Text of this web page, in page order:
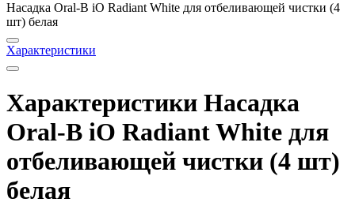
Насадка Oral-B iO Radiant White для отбеливающей чистки (4
шт) белая
Характеристики
Характеристики Насадка
Oral-B iO Radiant White для
отбеливающей чистки (4 шт)
белая